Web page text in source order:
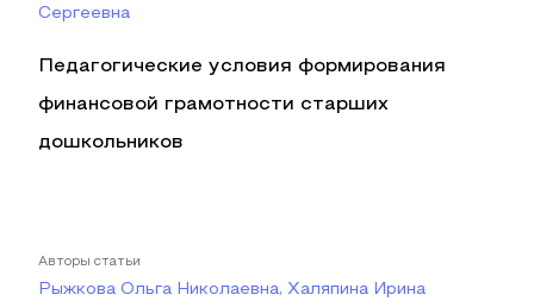
Сергеевна
Педагогические условия формирования
финансовой грамотности старших
дошкольников
Авторы статьи
Рыжкова Ольга Николаевна, Халяпина Ирина